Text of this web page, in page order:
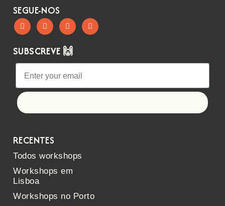
SEGUE-NOS
SUBSCREVE 🙌
RECENTES
Todos workshops
Workshops em
Lisboa
Workshops no Porto